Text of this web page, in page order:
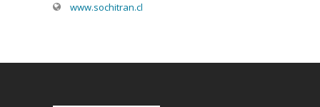
www.sochitran.cl